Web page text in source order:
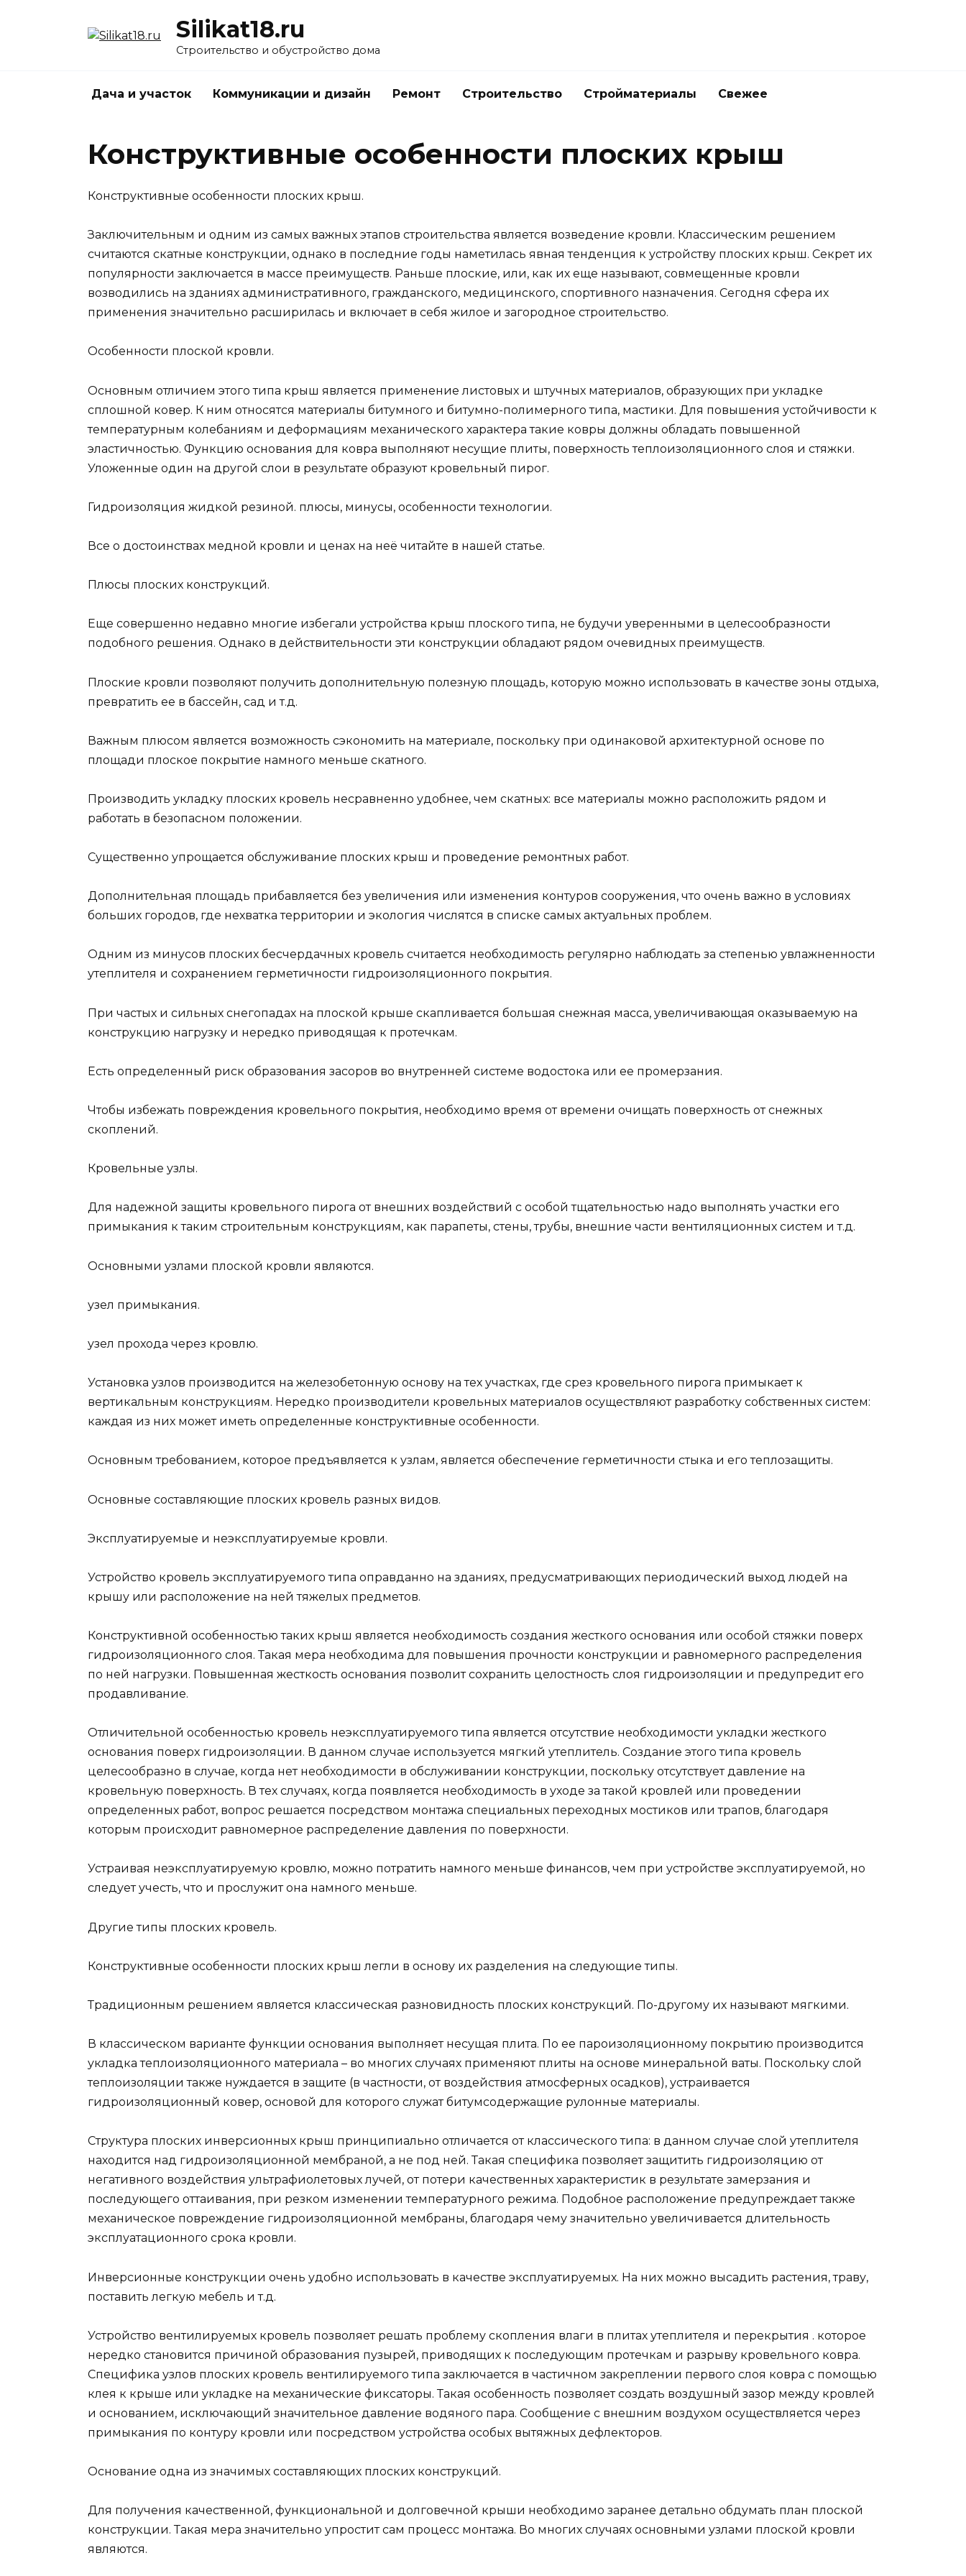
Silikat18.ru
Строительство и обустройство дома
Дача и участок Коммуникации и дизайн Ремонт Строительство Стройматериалы Свежее
Конструктивные особенности плоских крыш
Конструктивные особенности плоских крыш.
Заключительным и одним из самых важных этапов строительства является возведение кровли. Классическим решением
считаются скатные конструкции, однако в последние годы наметилась явная тенденция к устройству плоских крыш. Секрет их
популярности заключается в массе преимуществ. Раньше плоские, или, как их еще называют, совмещенные кровли
возводились на зданиях административного, гражданского, медицинского, спортивного назначения. Сегодня сфера их
применения значительно расширилась и включает в себя жилое и загородное строительство.
Особенности плоской кровли.
Основным отличием этого типа крыш является применение листовых и штучных материалов, образующих при укладке
сплошной ковер. К ним относятся материалы битумного и битумно-полимерного типа, мастики. Для повышения устойчивости к
температурным колебаниям и деформациям механического характера такие ковры должны обладать повышенной
эластичностью. Функцию основания для ковра выполняют несущие плиты, поверхность теплоизоляционного слоя и стяжки.
Уложенные один на другой слои в результате образуют кровельный пирог.
Гидроизоляция жидкой резиной. плюсы, минусы, особенности технологии.
Все о достоинствах медной кровли и ценах на неё читайте в нашей статье.
Плюсы плоских конструкций.
Еще совершенно недавно многие избегали устройства крыш плоского типа, не будучи уверенными в целесообразности
подобного решения. Однако в действительности эти конструкции обладают рядом очевидных преимуществ.
Плоские кровли позволяют получить дополнительную полезную площадь, которую можно использовать в качестве зоны отдыха,
превратить ее в бассейн, сад и т.д.
Важным плюсом является возможность сэкономить на материале, поскольку при одинаковой архитектурной основе по
площади плоское покрытие намного меньше скатного.
Производить укладку плоских кровель несравненно удобнее, чем скатных: все материалы можно расположить рядом и
работать в безопасном положении.
Существенно упрощается обслуживание плоских крыш и проведение ремонтных работ.
Дополнительная площадь прибавляется без увеличения или изменения контуров сооружения, что очень важно в условиях
больших городов, где нехватка территории и экология числятся в списке самых актуальных проблем.
Одним из минусов плоских бесчердачных кровель считается необходимость регулярно наблюдать за степенью увлажненности
утеплителя и сохранением герметичности гидроизоляционного покрытия.
При частых и сильных снегопадах на плоской крыше скапливается большая снежная масса, увеличивающая оказываемую на
конструкцию нагрузку и нередко приводящая к протечкам.
Есть определенный риск образования засоров во внутренней системе водостока или ее промерзания.
Чтобы избежать повреждения кровельного покрытия, необходимо время от времени очищать поверхность от снежных
скоплений.
Кровельные узлы.
Для надежной защиты кровельного пирога от внешних воздействий с особой тщательностью надо выполнять участки его
примыкания к таким строительным конструкциям, как парапеты, стены, трубы, внешние части вентиляционных систем и т.д.
Основными узлами плоской кровли являются.
узел примыкания.
узел прохода через кровлю.
Установка узлов производится на железобетонную основу на тех участках, где срез кровельного пирога примыкает к
вертикальным конструкциям. Нередко производители кровельных материалов осуществляют разработку собственных систем:
каждая из них может иметь определенные конструктивные особенности.
Основным требованием, которое предъявляется к узлам, является обеспечение герметичности стыка и его теплозащиты.
Основные составляющие плоских кровель разных видов.
Эксплуатируемые и неэксплуатируемые кровли.
Устройство кровель эксплуатируемого типа оправданно на зданиях, предусматривающих периодический выход людей на
крышу или расположение на ней тяжелых предметов.
Конструктивной особенностью таких крыш является необходимость создания жесткого основания или особой стяжки поверх
гидроизоляционного слоя. Такая мера необходима для повышения прочности конструкции и равномерного распределения
по ней нагрузки. Повышенная жесткость основания позволит сохранить целостность слоя гидроизоляции и предупредит его
продавливание.
Отличительной особенностью кровель неэксплуатируемого типа является отсутствие необходимости укладки жесткого
основания поверх гидроизоляции. В данном случае используется мягкий утеплитель. Создание этого типа кровель
целесообразно в случае, когда нет необходимости в обслуживании конструкции, поскольку отсутствует давление на
кровельную поверхность. В тех случаях, когда появляется необходимость в уходе за такой кровлей или проведении
определенных работ, вопрос решается посредством монтажа специальных переходных мостиков или трапов, благодаря
которым происходит равномерное распределение давления по поверхности.
Устраивая неэксплуатируемую кровлю, можно потратить намного меньше финансов, чем при устройстве эксплуатируемой, но
следует учесть, что и прослужит она намного меньше.
Другие типы плоских кровель.
Конструктивные особенности плоских крыш легли в основу их разделения на следующие типы.
Традиционным решением является классическая разновидность плоских конструкций. По-другому их называют мягкими.
В классическом варианте функции основания выполняет несущая плита. По ее пароизоляционному покрытию производится
укладка теплоизоляционного материала – во многих случаях применяют плиты на основе минеральной ваты. Поскольку слой
теплоизоляции также нуждается в защите (в частности, от воздействия атмосферных осадков), устраивается
гидроизоляционный ковер, основой для которого служат битумсодержащие рулонные материалы.
Структура плоских инверсионных крыш принципиально отличается от классического типа: в данном случае слой утеплителя
находится над гидроизоляционной мембраной, а не под ней. Такая специфика позволяет защитить гидроизоляцию от
негативного воздействия ультрафиолетовых лучей, от потери качественных характеристик в результате замерзания и
последующего оттаивания, при резком изменении температурного режима. Подобное расположение предупреждает также
механическое повреждение гидроизоляционной мембраны, благодаря чему значительно увеличивается длительность
эксплуатационного срока кровли.
Инверсионные конструкции очень удобно использовать в качестве эксплуатируемых. На них можно высадить растения, траву,
поставить легкую мебель и т.д.
Устройство вентилируемых кровель позволяет решать проблему скопления влаги в плитах утеплителя и перекрытия . которое
нередко становится причиной образования пузырей, приводящих к последующим протечкам и разрыву кровельного ковра.
Специфика узлов плоских кровель вентилируемого типа заключается в частичном закреплении первого слоя ковра с помощью
клея к крыше или укладке на механические фиксаторы. Такая особенность позволяет создать воздушный зазор между кровлей
и основанием, исключающий значительное давление водяного пара. Сообщение с внешним воздухом осуществляется через
примыкания по контуру кровли или посредством устройства особых вытяжных дефлекторов.
Основание одна из значимых составляющих плоских конструкций.
Для получения качественной, функциональной и долговечной крыши необходимо заранее детально обдумать план плоской
конструкции. Такая мера значительно упростит сам процесс монтажа. Во многих случаях основными узлами плоской кровли
являются.